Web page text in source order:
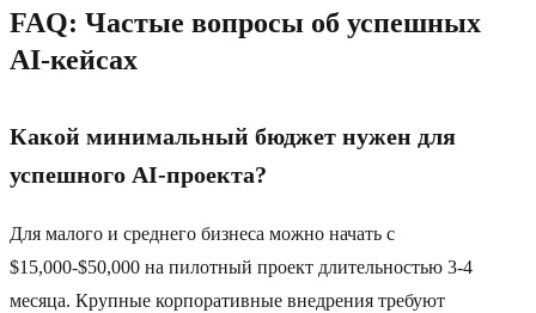
FAQ: Частые вопросы об успешных
AI-кейсах
Какой минимальный бюджет нужен для
успешного AI-проекта?
Для малого и среднего бизнеса можно начать с
$15,000-$50,000 на пилотный проект длительностью 3-4
месяца. Крупные корпоративные внедрения требуют